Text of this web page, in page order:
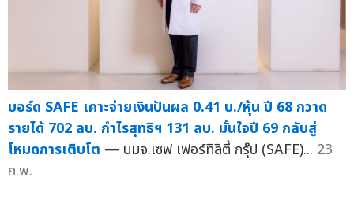
บอร์ด SAFE เคาะจ่ายเงินปันผล 0.41 บ./หุ้น ปี 68 กวาด
รายได้ 702 ลบ. กำไรสุทธิฯ 131 ลบ. มั่นใจปี 69 กลับสู่
โหมดการเติบโต — บมจ.เซฟ เฟอร์ทิลิตี้ กรุ๊ป (SAFE)... 23
ก.พ.